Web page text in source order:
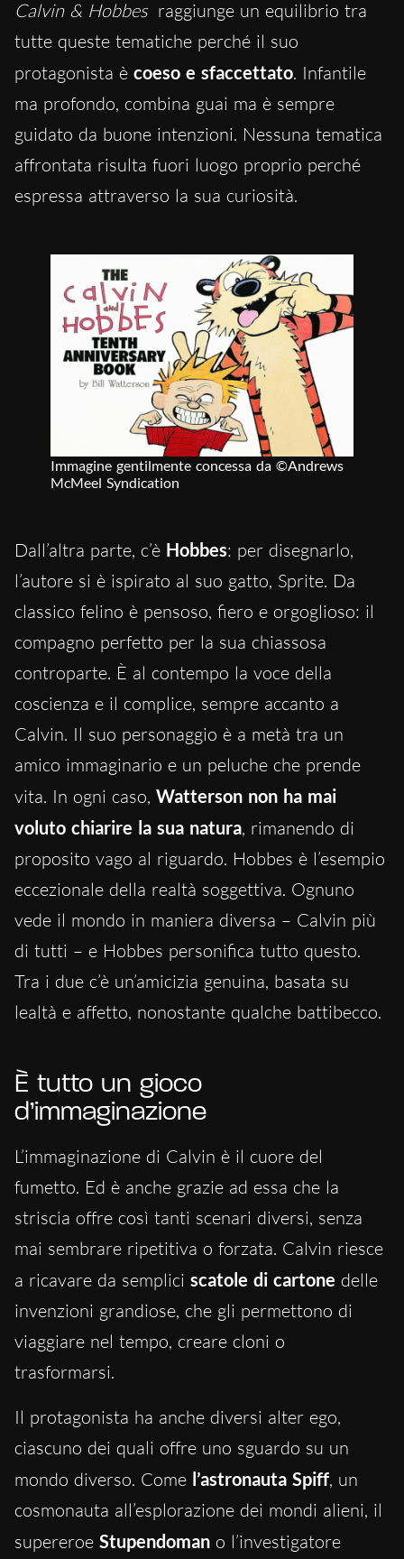
Calvin & Hobbes raggiunge un equilibrio tra
tutte queste tematiche perché il suo
protagonista è coeso e sfaccettato. Infantile
ma profondo, combina guai ma è sempre
guidato da buone intenzioni. Nessuna tematica
affrontata risulta fuori luogo proprio perché
espressa attraverso la sua curiosità.
Immagine gentilmente concessa da ©Andrews
McMeel Syndication
Dall’altra parte, c’è Hobbes: per disegnarlo,
l’autore si è ispirato al suo gatto, Sprite. Da
classico felino è pensoso, fiero e orgoglioso: il
compagno perfetto per la sua chiassosa
controparte. È al contempo la voce della
coscienza e il complice, sempre accanto a
Calvin. Il suo personaggio è a metà tra un
amico immaginario e un peluche che prende
vita. In ogni caso, Watterson non ha mai
voluto chiarire la sua natura, rimanendo di
proposito vago al riguardo. Hobbes è l’esempio
eccezionale della realtà soggettiva. Ognuno
vede il mondo in maniera diversa – Calvin più
di tutti – e Hobbes personifica tutto questo.
Tra i due c’è un’amicizia genuina, basata su
lealtà e affetto, nonostante qualche battibecco.
È tutto un gioco
d’immaginazione
L’immaginazione di Calvin è il cuore del
fumetto. Ed è anche grazie ad essa che la
striscia offre così tanti scenari diversi, senza
mai sembrare ripetitiva o forzata. Calvin riesce
a ricavare da semplici scatole di cartone delle
invenzioni grandiose, che gli permettono di
viaggiare nel tempo, creare cloni o
trasformarsi.
Il protagonista ha anche diversi alter ego,
ciascuno dei quali offre uno sguardo su un
mondo diverso. Come l’astronauta Spiff, un
cosmonauta all’esplorazione dei mondi alieni, il
supereroe Stupendoman o l’investigatore